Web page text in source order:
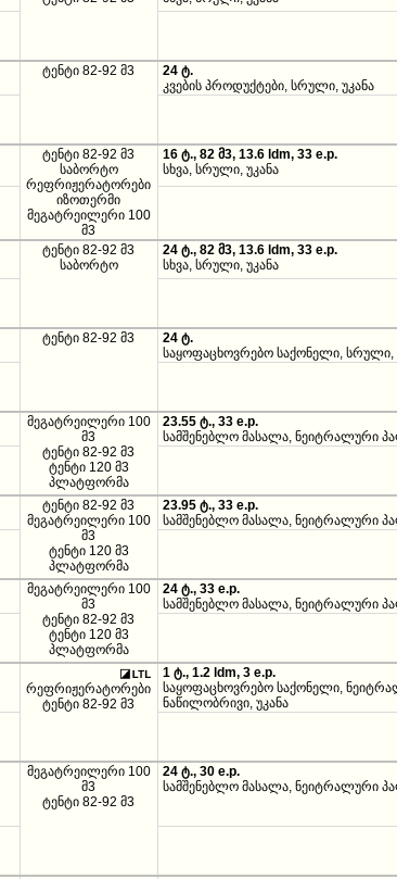
ტენტი 82-92 მ3
24 ტ.
კვების პროდუქტები, სრული, უკანა
ტენტი 82-92 მ3
საბორტო
რეფრიჟერატორები
იზოთერმი
მეგატრეილერი 100
მ3
16 ტ., 82 მ3, 13.6 ldm, 33 e.p.
სხვა, სრული, უკანა
ტენტი 82-92 მ3
საბორტო
24 ტ., 82 მ3, 13.6 ldm, 33 e.p.
სხვა, სრული, უკანა
ტენტი 82-92 მ3
24 ტ.
საყოფაცხოვრებო საქონელი, სრული,
მეგატრეილერი 100
მ3
ტენტი 82-92 მ3
ტენტი 120 მ3
პლატფორმა
23.55 ტ., 33 e.p.
სამშენებლო მასალა, ნეიტრალური
ტენტი 82-92 მ3
მეგატრეილერი 100
მ3
ტენტი 120 მ3
პლატფორმა
23.95 ტ., 33 e.p.
სამშენებლო მასალა, ნეიტრალური
მეგატრეილერი 100
მ3
ტენტი 82-92 მ3
ტენტი 120 მ3
პლატფორმა
24 ტ., 33 e.p.
სამშენებლო მასალა, ნეიტრალური
რეფრიჟერატორები
ტენტი 82-92 მ3
1 ტ., 1.2 ldm, 3 e.p.
საყოფაცხოვრებო საქონელი,
ნაწილობრივი, უკანა
მეგატრეილერი 100
მ3
ტენტი 82-92 მ3
24 ტ., 30 e.p.
სამშენებლო მასალა, ნეიტრალური